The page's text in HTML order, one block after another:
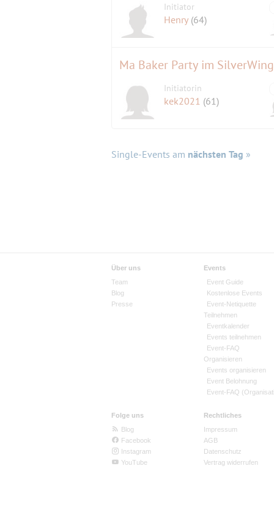
Initiator
Henry (64)
Ma Baker Party im
Initiatorin
kek2021 (61)
Single-Events am nächsten Tag »
Über uns
Team
Blog
Presse
Events
Event Guide
Kostenlose Events
Event-Netiquette
Teilnehmen
Eventkalender
Events teilnehmen
Event-FAQ
Organisieren
Events organisieren
Event Belohnung
Event-FAQ
Folge uns
Blog
Facebook
Instagram
YouTube
Rechtliches
Impressum
AGB
Datenschutz
Vertrag widerrufen